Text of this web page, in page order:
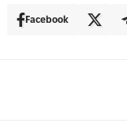
Facebook